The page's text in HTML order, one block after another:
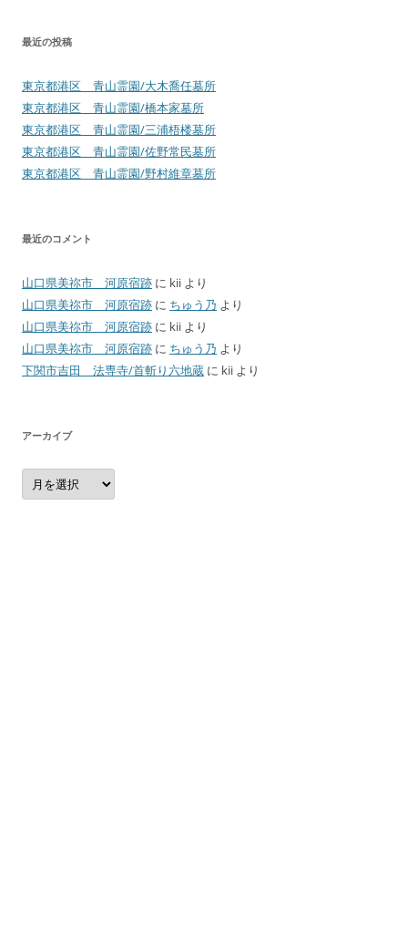
最近の投稿
東京都港区 青山霊園/大木喬任墓所
東京都港区 青山霊園/橋本家墓所
東京都港区 青山霊園/三浦梧楼墓所
東京都港区 青山霊園/佐野常民墓所
東京都港区 青山霊園/野村維章墓所
最近のコメント
山口県美祢市 河原宿跡 に kii より
山口県美祢市 河原宿跡 に ちゅう乃 より
山口県美祢市 河原宿跡 に kii より
山口県美祢市 河原宿跡 に ちゅう乃 より
下関市吉田 法専寺/首斬り六地蔵 に kii より
アーカイブ
ア
ー
カ